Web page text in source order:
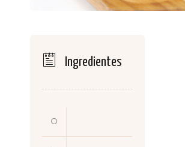
Ingredientes